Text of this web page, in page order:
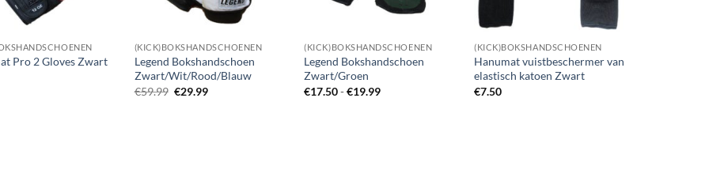
Pro 2 Gloves Zwart
(KICK)BOKSHANDSCHOENEN
Legend Bokshandschoen
Zwart/Wit/Rood/Blauw
€59.99 Oorspronkelijke
€29.99Huidige
(KICK)BOKSHANDSCHOENEN
Legend Bokshandschoen
Zwart/Groen
€17.50-€19.99Prijsklasse:
(KICK)BOKSHANDSCHOENEN
Hanumat vuistbeschermer van
elastisch katoen Zwart
€7.50